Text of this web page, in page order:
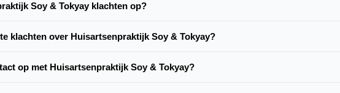
Soy & Tokyay klachten op?
klachten over Huisartsenpraktijk Soy & Tokyay?
op met Huisartsenpraktijk Soy & Tokyay?